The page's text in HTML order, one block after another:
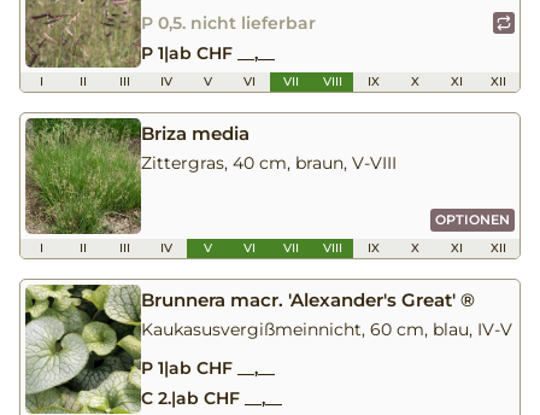
P 0,5. nicht lieferbar
P 1|ab CHF __,__
I II III IV V VI VII VIII IX X XI XII
Briza media
Zittergras, 40 cm, braun, V-VIII
OPTIONEN
I II III IV V VI VII VIII IX X XI XII
Brunnera macr. 'Alexander's Great' ®
Kaukasusvergißmeinnicht, 60 cm, blau, IV-V
P 1|ab CHF __,__
C 2.|ab CHF __,__